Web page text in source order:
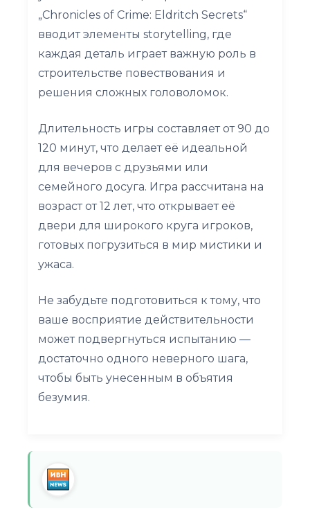
„Chronicles of Crime: Eldritch Secrets“
вводит элементы storytelling, где
каждая деталь играет важную роль в
строительстве повествования и
решения сложных головоломок.
Длительность игры составляет от 90 до
120 минут, что делает её идеальной
для вечеров с друзьями или
семейного досуга. Игра рассчитана на
возраст от 12 лет, что открывает её
двери для широкого круга игроков,
готовых погрузиться в мир мистики и
ужаса.
Не забудьте подготовиться к тому, что
ваше восприятие действительности
может подвергнуться испытанию —
достаточно одного неверного шага,
чтобы быть унесенным в объятия
безумия.